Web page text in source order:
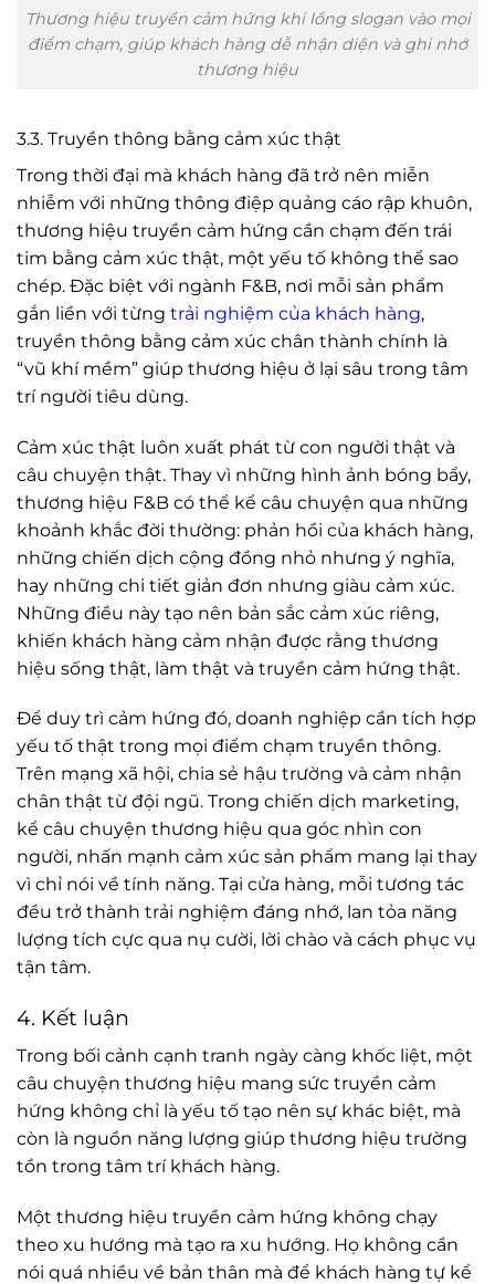
Thương hiệu truyền cảm hứng khi lồng slogan vào mọi
điểm chạm, giúp khách hàng dễ nhận diện và ghi nhớ
thương hiệu
3.3. Truyền thông bằng cảm xúc thật
Trong thời đại mà khách hàng đã trở nên miễn
nhiễm với những thông điệp quảng cáo rập khuôn,
thương hiệu truyền cảm hứng cần chạm đến trái
tim bằng cảm xúc thật, một yếu tố không thể sao
chép. Đặc biệt với ngành F&B, nơi mỗi sản phẩm
gắn liền với từng trải nghiệm của khách hàng,
truyền thông bằng cảm xúc chân thành chính là
“vũ khí mềm” giúp thương hiệu ở lại sâu trong tâm
trí người tiêu dùng.
Cảm xúc thật luôn xuất phát từ con người thật và
câu chuyện thật. Thay vì những hình ảnh bóng bẩy,
thương hiệu F&B có thể kể câu chuyện qua những
khoảnh khắc đời thường: phản hồi của khách hàng,
những chiến dịch cộng đồng nhỏ nhưng ý nghĩa,
hay những chi tiết giản đơn nhưng giàu cảm xúc.
Những điều này tạo nên bản sắc cảm xúc riêng,
khiến khách hàng cảm nhận được rằng thương
hiệu sống thật, làm thật và truyền cảm hứng thật.
Để duy trì cảm hứng đó, doanh nghiệp cần tích hợp
yếu tố thật trong mọi điểm chạm truyền thông.
Trên mạng xã hội, chia sẻ hậu trường và cảm nhận
chân thật từ đội ngũ. Trong chiến dịch marketing,
kể câu chuyện thương hiệu qua góc nhìn con
người, nhấn mạnh cảm xúc sản phẩm mang lại thay
vì chỉ nói về tính năng. Tại cửa hàng, mỗi tương tác
đều trở thành trải nghiệm đáng nhớ, lan tỏa năng
lượng tích cực qua nụ cười, lời chào và cách phục vụ
tận tâm.
4. Kết luận
Trong bối cảnh cạnh tranh ngày càng khốc liệt, một
câu chuyện thương hiệu mang sức truyền cảm
hứng không chỉ là yếu tố tạo nên sự khác biệt, mà
còn là nguồn năng lượng giúp thương hiệu trường
tồn trong tâm trí khách hàng.
Một thương hiệu truyền cảm hứng không chạy
theo xu hướng mà tạo ra xu hướng. Họ không cần
nói quá nhiều về bản thân mà để khách hàng tự kể